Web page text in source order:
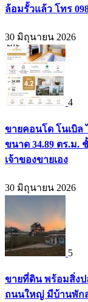
ล้อมรั้วแล้ว โทร
30 มิถุนายน 2026
4
ขายคอนโด โนเบิล
ขนาด 34.89 ตร.ม.
เจ้าของขายเอง
30 มิถุนายน 2026
5
ขายที่ดิน พร้อมสิ่งป
ถนนใหญ่ มีบ้านพักส่